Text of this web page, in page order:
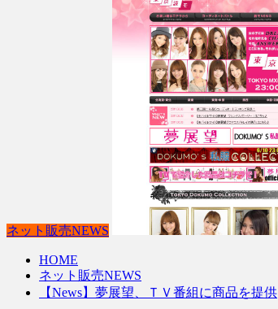
ネット販売NEWS
HOME
ネット販売NEWS
【News】夢展望、ＴＶ番組に商品を提供